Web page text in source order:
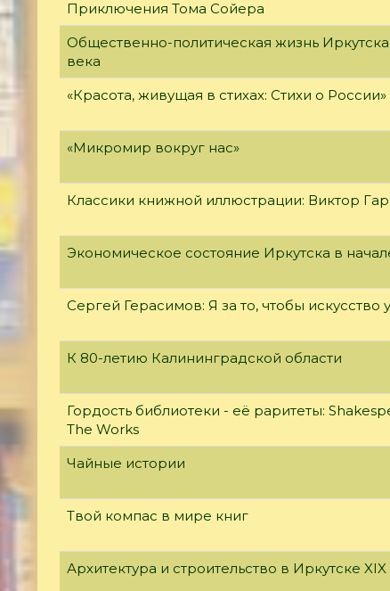
Приключения Тома Сойера
Общественно-политическая жизнь Иркутска
века
«Красота, живущая в стихах: Стихи о России»
«Микромир вокруг нас»
Классики книжной иллюстрации: Виктор
Экономическое состояние Иркутска в
Сергей Герасимов: Я за то, чтобы искусство
К 80-летию Калининградской области
Гордость библиотеки - её раритеты:
The Works
Чайные истории
Твой компас в мире книг
Архитектура и строительство в Иркутске XIX